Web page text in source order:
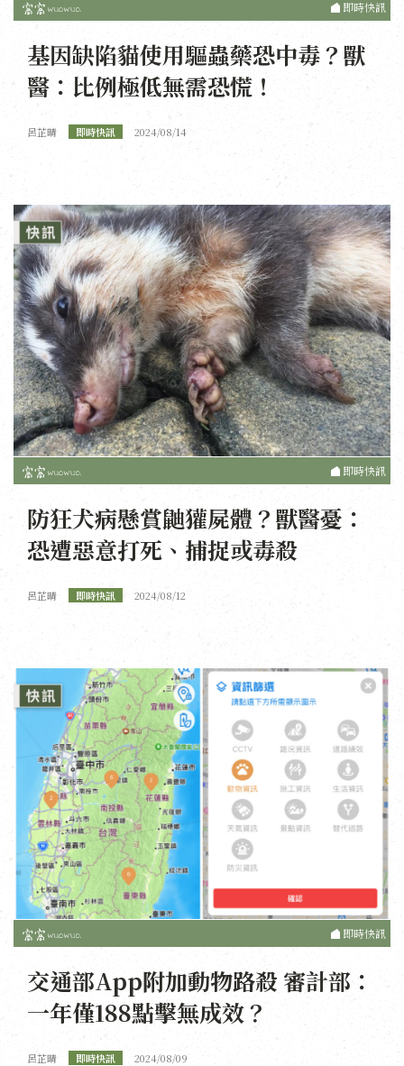
即時快訊
基因缺陷貓使用驅蟲藥恐中毒？獸
醫：比例極低無需恐慌！
呂芷晴 即時快訊 2024/08/14
即時快訊
防狂犬病懸賞鼬獾屍體？獸醫憂：
恐遭惡意打死、捕捉或毒殺
呂芷晴 即時快訊 2024/08/12
即時快訊
交通部App附加動物路殺 審計部：
一年僅188點擊無成效？
呂芷晴 即時快訊 2024/08/09